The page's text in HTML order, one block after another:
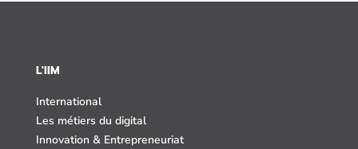
L'IIM
International
Les métiers du digital
Innovation & Entrepreneuriat